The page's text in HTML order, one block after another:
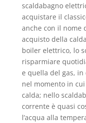
scaldabagno
acquistare il
anche con il nome
acquisto della
boiler elettrico, lo
risparmiare
e quella del gas,
nel momento in
calda; nello
corrente è quasi
l’acqua alla